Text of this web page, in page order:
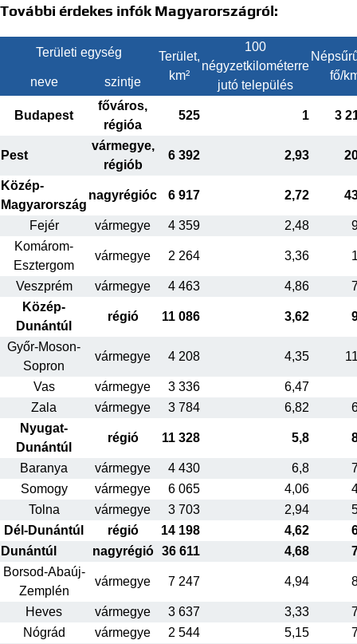
További érdekes infók Magyarországról:
Területi egység
Terület,
km²
100
négyzetkilométerre
jutó település
fő/
neve szintje
Budapest
főváros,
régióa
525 1 3
Pest
vármegye,
régiób
6 392 2,93
Közép-
Magyarország
nagyrégióc 6 917 2,72
Fejér vármegye 4 359 2,48
Komárom-
Esztergom
vármegye 2 264 3,36
Veszprém vármegye 4 463 4,86
Közép-
Dunántúl
régió 11 086 3,62
Győr-Moson-
Sopron
vármegye 4 208 4,35
Vas vármegye 3 336
6,47
Zala
vármegye 3 784 6,82
Nyugat-
Dunántúl
régió 11 328 5,8
Baranya vármegye 4 430 6,8
Somogy
vármegye 6 065 4,06
Tolna
vármegye 3 703 2,94
Dél-Dunántúl
régió 14 198 4,62
Dunántúl
nagyrégió 36 611 4,68
Borsod-Abaúj-
Zemplén
vármegye 7 247 4,94
Heves vármegye 3 637 3,33
Nógrád
vármegye 2 544 5,15